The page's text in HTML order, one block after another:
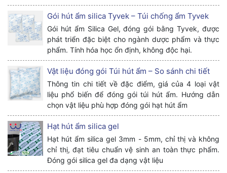
Gói hút ẩm silica Tyvek – Túi chống ẩm Tyvek
Gói hút ẩm Silica Gel, đóng gói bằng Tyvek, được
phát triển đặc biệt cho ngành dược phẩm và thực
phẩm. Tính hóa học ổn định, không độc hại.
Vật liệu đóng gói Túi hút ẩm – So sánh chi tiết
Thông tin chi tiết về đặc điểm, giá của 4 loại vật
liệu phổ biến để đóng gói túi hút ẩm. Hướng dẫn
chọn vật liệu phù hợp đóng gói hạt hút ẩm
Hạt hút ẩm silica gel
Hạt hút ẩm silica gel 3mm - 5mm, chỉ thị và không
chỉ thị, đạt tiêu chuẩn vệ sinh an toàn thực phẩm.
Đóng gói silica gel đa dạng vật liệu